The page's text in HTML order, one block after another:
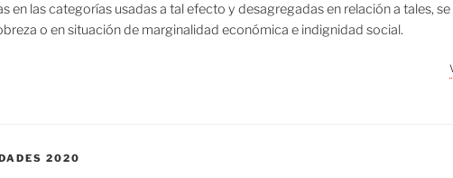
en las categorías usadas a tal efecto y desagregadas en relación a tales,
o en situación de marginalidad económica e indignidad social.
2020